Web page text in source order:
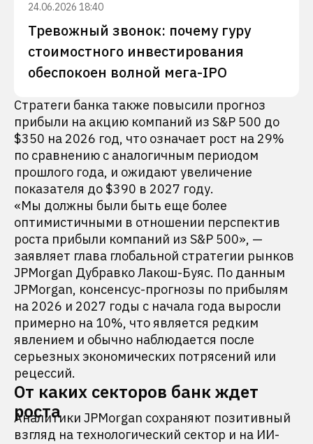
24.06.2026 18:40
Тревожный звонок: почему гуру
стоимостного инвестирования
обеспокоен волной мега-IPO
Стратеги банка также повысили прогноз
прибыли на акцию компаний из S&P 500 до
$350 на 2026 год, что означает рост на 29%
по сравнению с аналогичным периодом
прошлого года, и ожидают увеличение
показателя до $390 в 2027 году.
«Мы должны были быть еще более
оптимистичными в отношении перспектив
роста прибыли компаний из S&P 500», —
заявляет глава глобальной стратегии рынков
JPMorgan Дубравко Лакош-Буяс. По данным
JPMorgan, консенсус-прогнозы по прибылям
на 2026 и 2027 годы с начала года выросли
примерно на 10%, что является редким
явлением и обычно наблюдается после
серьезных экономических потрясений или
рецессий.
От каких секторов банк ждет
роста
Аналитики JPMorgan сохраняют позитивный
взгляд на технологический сектор и на ИИ-